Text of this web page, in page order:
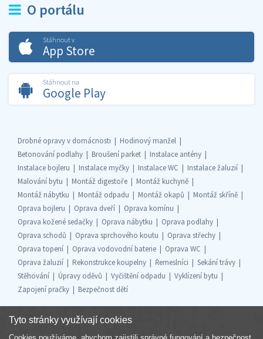
O portálu
Stáhnout v
App Store
Stáhnout na
Google Play
Drobné opravy v domácnosti
Hodinový manžel
Betonování podlahy
Broušení parket
Instalace antény
Instalace bojleru
Instalace myčky Instalace WC
Instalace žaluzií
Malování bytu
Montáž digestoře
Montáž kuchyně
Montáž nábytku
Montáž odpadu Montáž okapů
Montáž skříně
Oprava bojleru
Oprava dveří
Oprava komínu
Oprava kožené sedačky
Oprava nábytku
Oprava podlahy
Oprava schodů
Oprava sprchového koutu
Oprava střechy
Oprava topení
Oprava vodovodní baterie
Oprava WC
Oprava žaluzií
Rekonstrukce koupelny Řemeslníci
Sekání trávy
Stěhování
Úpravy oděvů Vyčištění odpadu
Vyklízení bytu
Zapojení pračky
Bezpečnost dětí
Tyto stránky využívají cookies